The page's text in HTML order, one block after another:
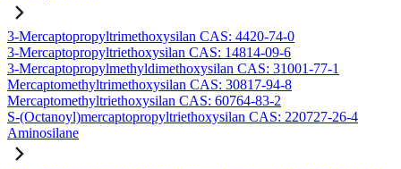
3-Mercaptopropyltrimethoxysilan CAS: 4420-74-0
3-Mercaptopropyltriethoxysilan CAS: 14814-09-6
3-Mercaptopropylmethyldimethoxysilan CAS: 31001-77-1
Mercaptomethyltrimethoxysilan CAS: 30817-94-8
Mercaptomethyltriethoxysilan CAS: 60764-83-2
S-(Octanoyl)mercaptopropyltriethoxysilan CAS: 220727-26-4
Aminosilane